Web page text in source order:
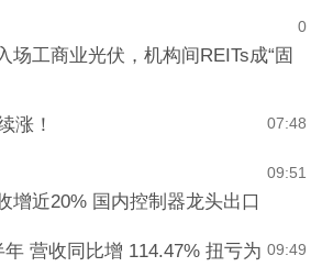
0
场工商业光伏，机构间REITs成“固
07:48
涨！
09:51
增近20% 国内控制器龙头出口
09:49
营收同比增 114.47% 扭亏为